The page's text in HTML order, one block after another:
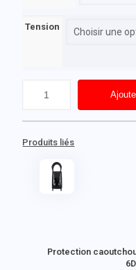
Tension
Produits liés
Protection